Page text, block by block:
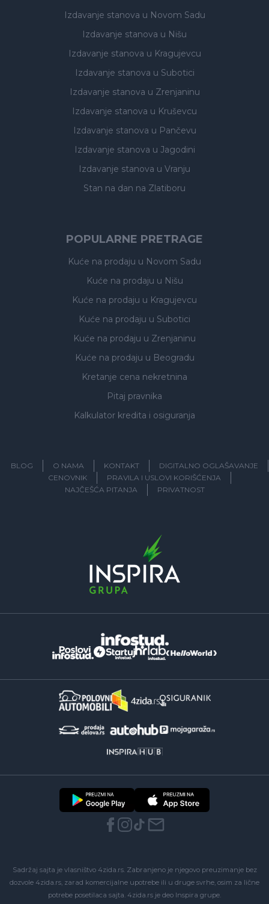
Izdavanje stanova u Novom Sadu
Izdavanje stanova u Nišu
Izdavanje stanova u Kragujevcu
Izdavanje stanova u Subotici
Izdavanje stanova u Zrenjaninu
Izdavanje stanova u Kruševcu
Izdavanje stanova u Pančevu
Izdavanje stanova u Jagodini
Izdavanje stanova u Vranju
Stan na dan na Zlatiboru
POPULARNE PRETRAGE
Kuće na prodaju u Novom Sadu
Kuće na prodaju u Nišu
Kuće na prodaju u Kragujevcu
Kuće na prodaju u Subotici
Kuće na prodaju u Zrenjaninu
Kuće na prodaju u Beogradu
Kretanje cena nekretnina
Pitaj pravnika
Kalkulator kredita i osiguranja
BLOG O NAMA KONTAKT
DIGITALNO OGLAŠAVANJE
CENOVNIK
PRAVILA I USLOVI KORIŠĆENJA
NAJČEŠĆA PITANJA
PRIVATNOST
Sadržaj sajta je vlasništvo 4zida.rs. Zabranjeno je njegovo preuzimanje bez
dozvole 4zida.rs, zarad komercijalne upotrebe ili u druge svrhe, osim za lične
potrebe posetilaca sajta. 4zida.rs je deo Inspira grupe.